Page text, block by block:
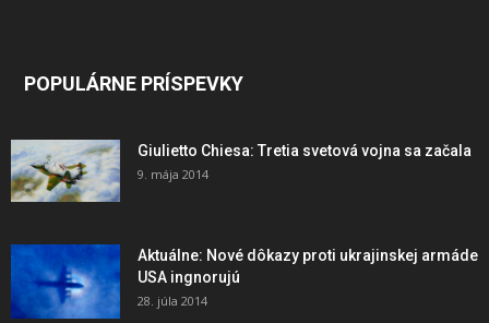
POPULÁRNE PRÍSPEVKY
Giulietto Chiesa: Tretia svetová vojna sa začala
9. mája 2014
Aktuálne: Nové dôkazy proti ukrajinskej armáde
USA ingnorujú
28. júla 2014